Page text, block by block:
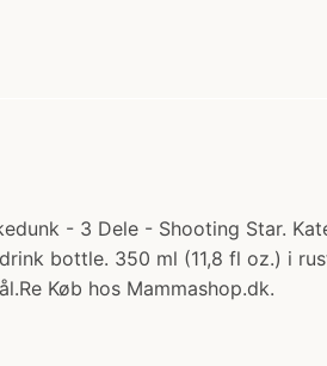
- 3 Dele - Shooting Star.
bottle. 350 ml (11,8 fl oz.) i
Køb hos Mammashop.dk.